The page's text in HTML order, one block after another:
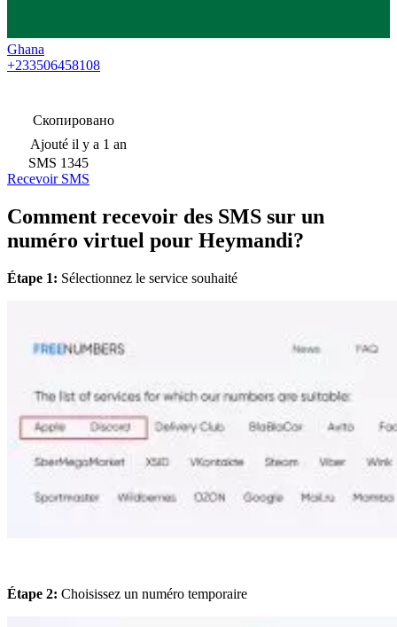
Ghana
+233506458108
Скопировано
Ajouté il y a 1 an
SMS 1345
Recevoir SMS
Comment recevoir des SMS sur un
numéro virtuel pour Heymandi?
Étape 1: Sélectionnez le service souhaité
Étape 2: Choisissez un numéro temporaire